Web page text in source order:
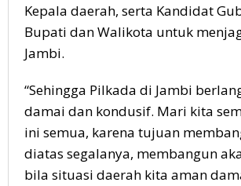
Kepala daerah, serta Kandidat
Bupati dan Walikota untuk
Jambi.
“Sehingga Pilkada di Jambi
damai dan kondusif. Mari kita
ini semua, karena tujuan
diatas segalanya, membangun
bila situasi daerah kita aman